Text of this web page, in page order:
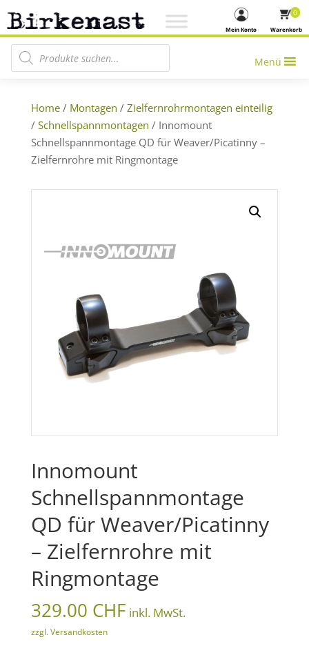
Warenkorb
0
Mein Konto
Products search
Menü
Home/ Montagen / Zielfernrohrmontagen einteilig
/ Schnellspannmontagen / Innomount
Schnellspannmontage QD für Weaver/Picatinny –
Zielfernrohre mit Ringmontage
Innomount
Schnellspannmontage
QD für Weaver/Picatinny
– Zielfernrohre mit
Ringmontage
329.00 CHF inkl. MwSt.
zzgl. Versandkosten